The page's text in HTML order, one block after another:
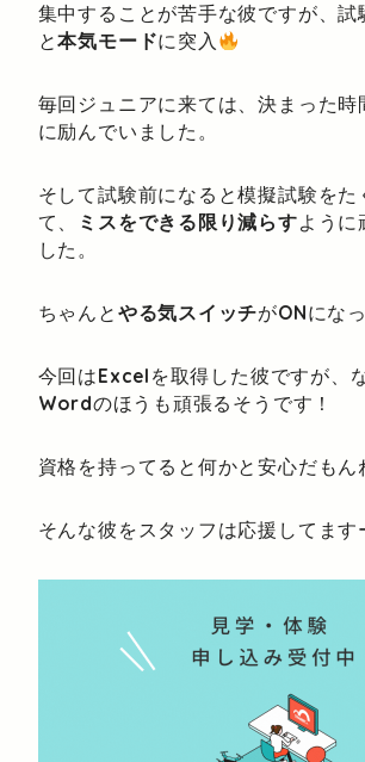
集中することが苦手な彼ですが、試
と本気モードに突入
毎回ジュニアに来ては、決まった時
に励んでいました。
そして試験前になると模擬試験をた
て、
ミスをできる限り減らすように
した。
ちゃんと やる気スイッチがONにな
今回はExcel を取得した彼ですが、
Wordのほうも頑張るそうです！
資格を持ってると何かと安心だもん
そんな彼をスタッフは応援してます